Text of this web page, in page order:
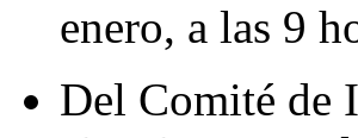
enero, a las 9
Del Comité de